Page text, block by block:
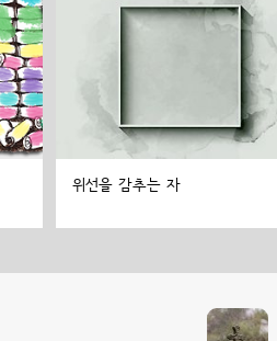
위선을 감추는 자